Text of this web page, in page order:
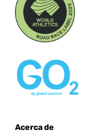
Acerca de